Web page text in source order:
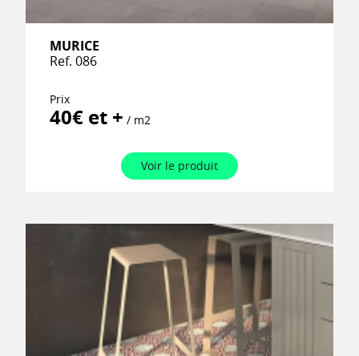
MURICE
Ref. 086
Prix
40€ et + / m2
Voir le produit